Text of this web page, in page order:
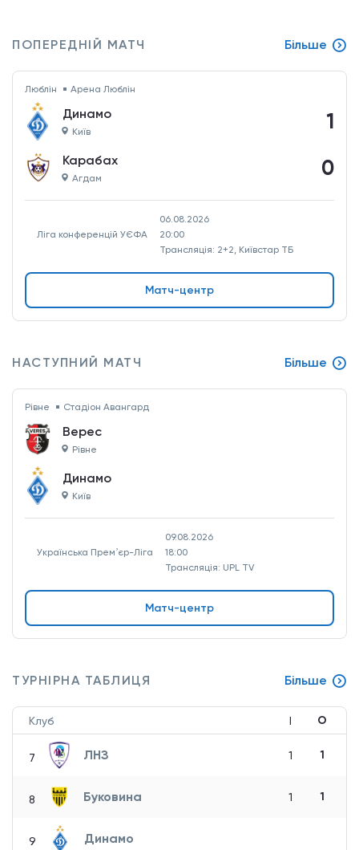
ПОПЕРЕДНІЙ МАТЧ Більше
Люблін Арена Люблін
Динамо
Київ 1
Карабах
Агдам 0
Ліга конференцій УЄФА
06.08.2026
20:00
Трансляція: 2+2, Київстар ТБ
Матч-центр
НАСТУПНИЙ МАТЧ Більше
Рівне Стадіон Авангард
Верес
Рівне
Динамо
Київ
Українська Премʼєр-Ліга
09.08.2026
18:00
Трансляція: UPL TV
Матч-центр
ТУРНІРНА ТАБЛИЦЯ Більше
Клуб І О
7 ЛНЗ 1 1
8 Буковина 1 1
9 Динамо